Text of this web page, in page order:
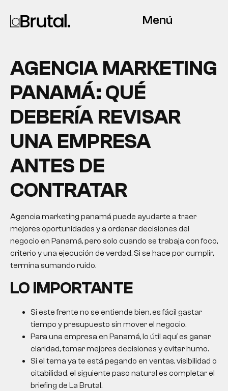
Menú
AGENCIA MARKETING
PANAMÁ: QUÉ
DEBERÍA REVISAR
UNA EMPRESA
ANTES DE
CONTRATAR
Agencia marketing panamá puede ayudarte a traer
mejores oportunidades y a ordenar decisiones del
negocio en Panamá, pero solo cuando se trabaja con foco,
criterio y una ejecución de verdad. Si se hace por cumplir,
termina sumando ruido.
LO IMPORTANTE
Si este frente no se entiende bien, es fácil gastar
tiempo y presupuesto sin mover el negocio.
Para una empresa en Panamá, lo útil aquí es ganar
claridad, tomar mejores decisiones y evitar humo.
Si el tema ya te está pegando en ventas, visibilidad o
citabilidad, el siguiente paso natural es completar el
briefing de La Brutal.